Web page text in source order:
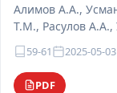
Алимов А.А.,
Т.М., Расулов
59-61 2025-05-03
PDF